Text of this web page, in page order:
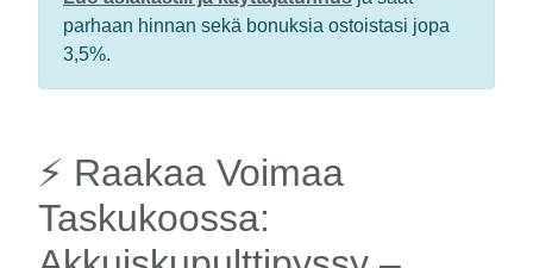
parhaan hinnan sekä bonuksia ostoistasi jopa
3,5%.
⚡️ Raakaa Voimaa
Taskukoossa: